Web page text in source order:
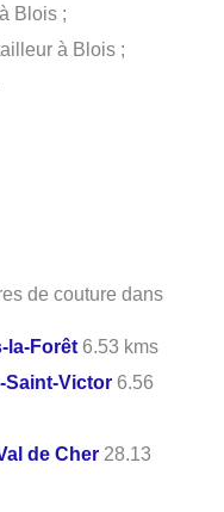
Blois ;
à Blois ;
de couture dans
la-Forêt 6.53 kms
Saint-Victor 6.56
de Cher 28.13